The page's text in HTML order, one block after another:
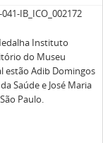
IB_ICO_002172
Instituto
do Museu
estão Adib Domingos
Saúde e José Maria
Paulo.